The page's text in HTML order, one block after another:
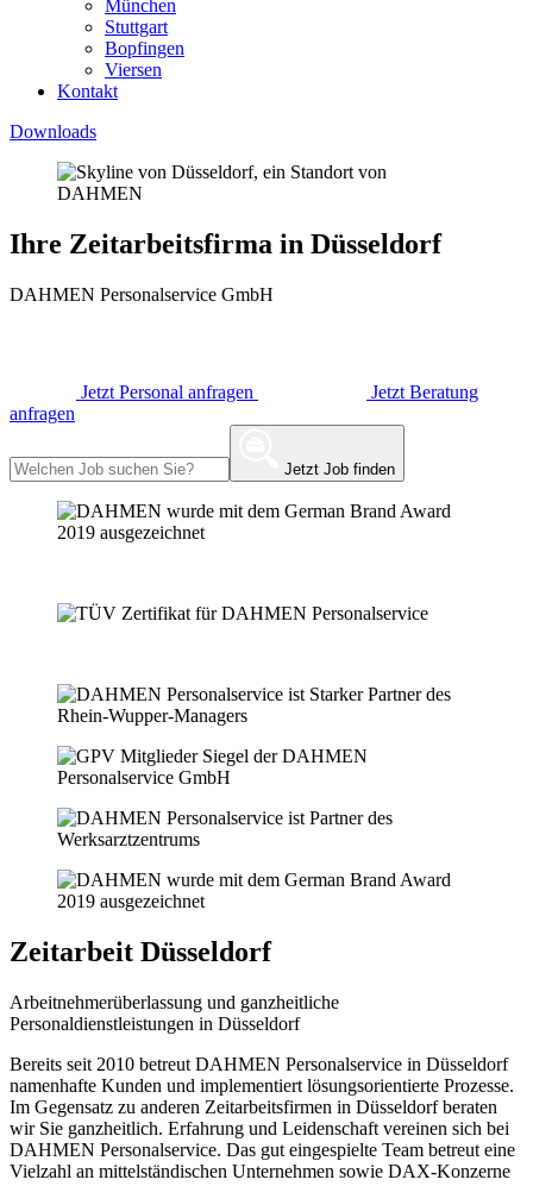
München
Stuttgart
Bopfingen
Viersen
Kontakt
Downloads
Ihre Zeitarbeitsfirma in Düsseldorf
DAHMEN Personalservice GmbH
Jetzt Personal anfragen
Jetzt Beratung
anfragen
Jetzt Job finden
Zeitarbeit Düsseldorf
Arbeitnehmerüberlassung und ganzheitliche
Personaldienstleistungen in Düsseldorf
Bereits seit 2010 betreut DAHMEN Personalservice in Düsseldorf
namenhafte Kunden und implementiert lösungsorientierte Prozesse.
Im Gegensatz zu anderen Zeitarbeitsfirmen in Düsseldorf beraten
wir Sie ganzheitlich. Erfahrung und Leidenschaft vereinen sich bei
DAHMEN Personalservice. Das gut eingespielte Team betreut eine
Vielzahl an mittelständischen Unternehmen sowie DAX-Konzerne